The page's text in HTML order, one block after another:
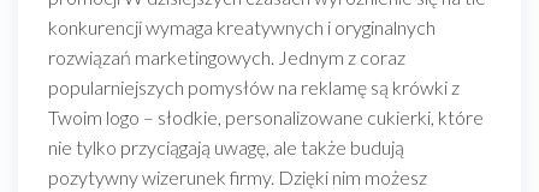
konkurencji wymaga kreatywnych i oryginalnych
rozwiązań marketingowych. Jednym z coraz
popularniejszych pomysłów na reklamę są krówki z
Twoim logo – słodkie, personalizowane cukierki, które
nie tylko przyciągają uwagę, ale także budują
pozytywny wizerunek firmy. Dzięki nim możesz